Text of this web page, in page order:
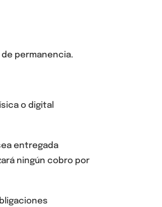
permanencia.
o digital
entregada
ningún cobro por